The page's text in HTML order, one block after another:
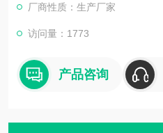
公司主要销售：影像测量仪，二
计，日本三丰影像测量仪，日
厂商性质：生产厂家
访问量：1773
产品咨询